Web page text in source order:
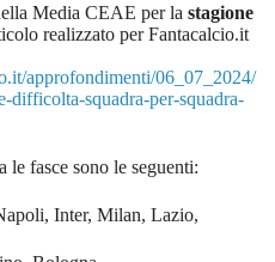
Media CEAE per la stagione
realizzato per Fantacalcio.it
approfondimenti/06_07_2024/
difficolta-squadra-per-squadra-
le fasce sono le seguenti:
Inter, Milan, Lazio,